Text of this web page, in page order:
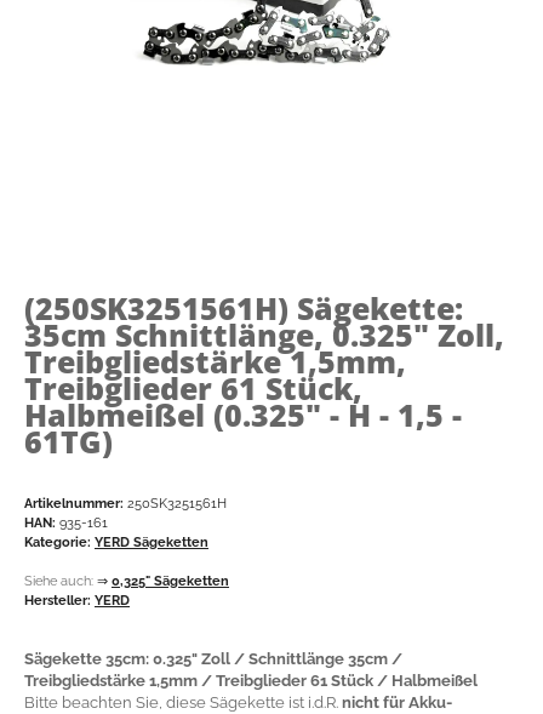
(250SK3251561H) Sägekette:
35cm Schnittlänge, 0.325" Zoll,
Treibgliedstärke 1,5mm,
Treibglieder 61 Stück,
Halbmeißel (0.325" - H - 1,5 -
61TG)
Artikelnummer: 250SK3251561H
HAN: 935-161
Kategorie: YERD Sägeketten
Siehe auch: ⇒ 0,325" Sägeketten
Hersteller: YERD
Sägekette 35cm: 0.325" Zoll / Schnittlänge 35cm /
Treibgliedstärke 1,5mm / Treibglieder 61 Stück / Halbmeißel
Bitte beachten Sie, diese Sägekette ist i.d.R. nicht für Akku-